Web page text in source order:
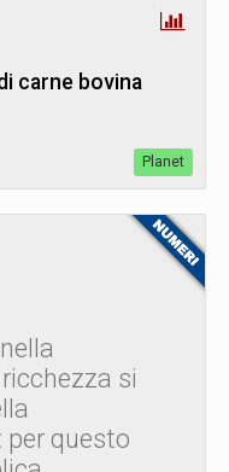
carne bovina
Planet
si
per questo